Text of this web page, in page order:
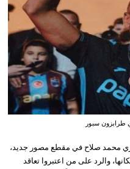
طرابزون سبور
محمد صلاح في مقطع مصور جديد،
والرد على من اعتبروا تعاقد